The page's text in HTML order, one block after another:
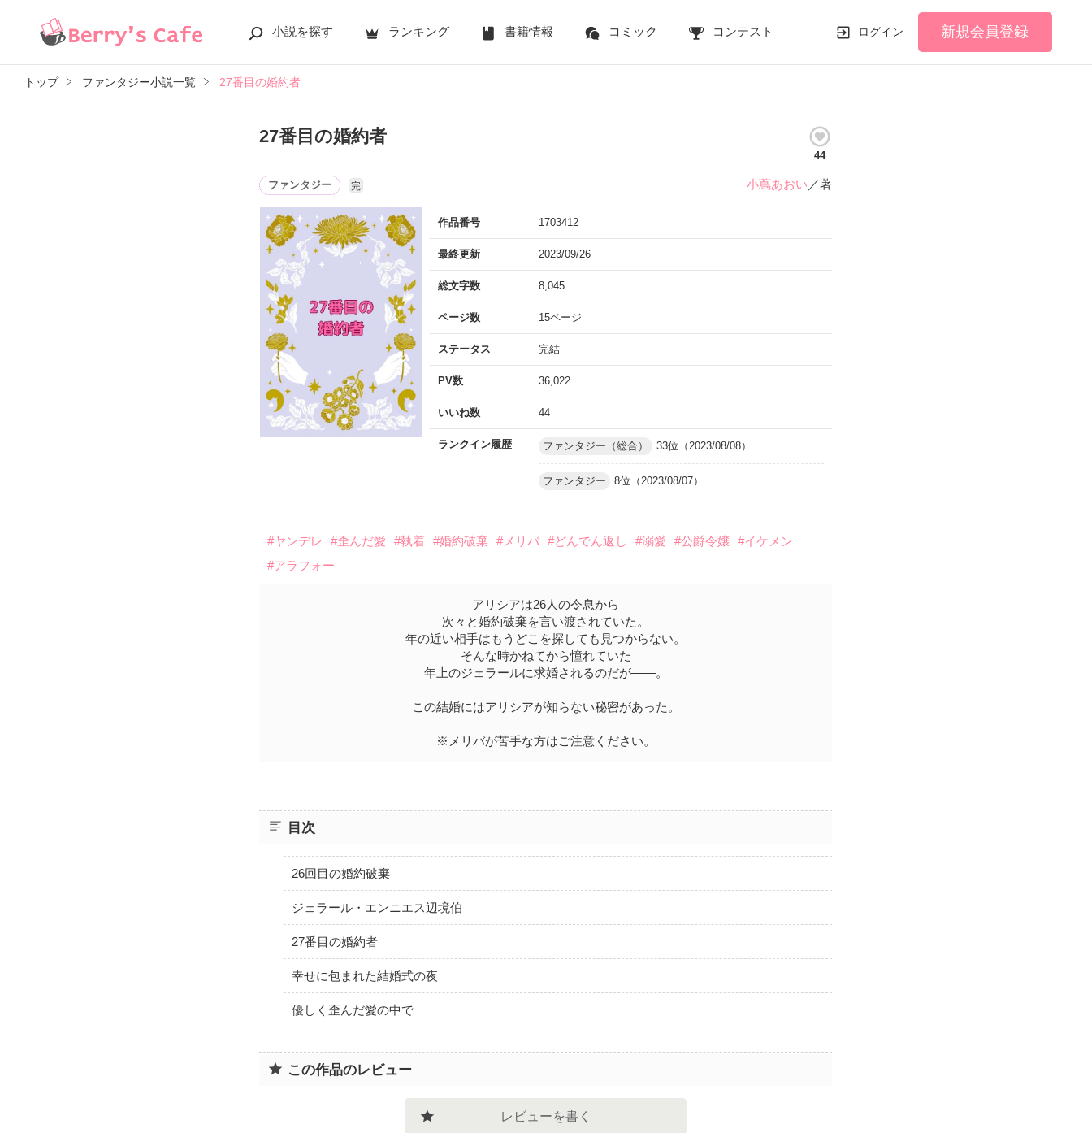
小説を探す ランキング 書籍情報 コミック コンテスト ログイン 新規会員登録
トップ ファンタジー小説一覧 27番目の婚約者
27番目の婚約者
44
ファンタジー 完 小蔦あおい ／著
作品番号 1703412
最終更新 2023/09/26
総文字数 8,045
ページ数 15ページ
ステータス 完結
PV数 36,022
いいね数 44
ランクイン履歴 ファンタジー（総合） 33位（2023/08/08）
ファンタジー 8位（2023/08/07）
#ヤンデレ #歪んだ愛 #執着 #婚約破棄 #メリバ #どんでん返し #溺愛 #公爵令嬢
#イケメン
#アラフォー
アリシアは26人の令息から
次々と婚約破棄を言い渡されていた。
年の近い相手はもうどこを探しても見つからない。
そんな時かねてから憧れていた
年上のジェラールに求婚されるのだが――。
この結婚にはアリシアが知らない秘密があった。
※メリバが苦手な方はご注意ください。
目次
26回目の婚約破棄
ジェラール・エンニエス辺境伯
27番目の婚約者
幸せに包まれた結婚式の夜
優しく歪んだ愛の中で
この作品のレビュー
レビューを書く